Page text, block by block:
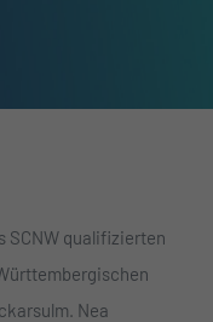
SCNW qualifizierten
Nea